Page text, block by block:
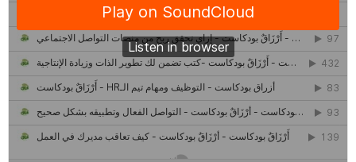
حصاد 2022 لمشروع "رواد 2030″
كل ما تريد معرفته عن مشروع "رواد 2030″
مركز جروان للثقافة والفنون | نموذج المركز القروي الريادي في الثقافة